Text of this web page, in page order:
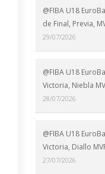
@FIBA U18
de Final, Previa,
29/07/2026
@FIBA U18
Victoria, Niebla
28/07/2026
@FIBA U18
Victoria, Diallo
27/07/2026